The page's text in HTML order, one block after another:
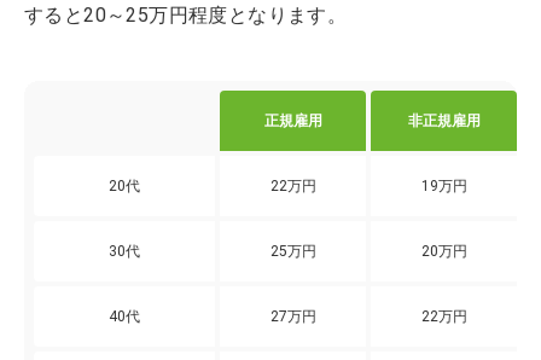
すると20～25万円程度となります。
正規雇用 非正規雇用
20代 22万円 19万円
30代 25万円 20万円
40代 27万円 22万円